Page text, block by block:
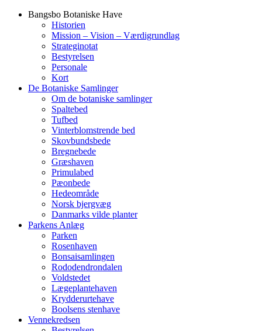
Bangsbo Botaniske Have
Historien
Mission – Vision – Værdigrundlag
Strateginotat
Bestyrelsen
Personale
Kort
De Botaniske Samlinger
Om de botaniske samlinger
Spaltebed
Tufbed
Vinterblomstrende bed
Skovbundsbede
Bregnebede
Græshaven
Primulabed
Pæonbede
Hedeområde
Norsk bjergvæg
Danmarks vilde planter
Parkens Anlæg
Parken
Rosenhaven
Bonsaisamlingen
Rododendrondalen
Voldstedet
Lægeplantehaven
Krydderurtehave
Boolsens stenhave
Vennekredsen